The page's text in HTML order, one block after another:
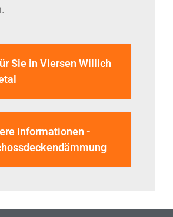
Sie in Viersen Willich
Informationen -